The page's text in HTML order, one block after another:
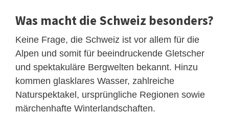
Was macht die Schweiz besonders?
Keine Frage, die Schweiz ist vor allem für die
Alpen und somit für beeindruckende Gletscher
und spektakuläre Bergwelten bekannt. Hinzu
kommen glasklares Wasser, zahlreiche
Naturspektakel, ursprüngliche Regionen sowie
märchenhafte Winterlandschaften.